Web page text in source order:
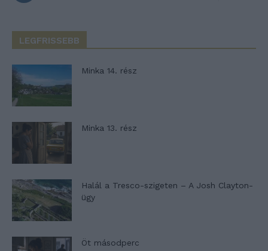
LEGFRISSEBB
Minka 14. rész
Minka 13. rész
Halál a Tresco-szigeten – A Josh Clayton-
ügy
Öt másodperc